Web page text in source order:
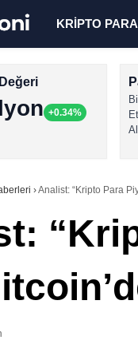
KRİPTO
+0.34%
›Analist: “Kripto Para